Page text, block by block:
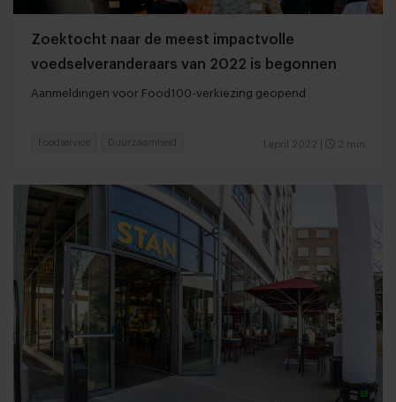
Zoektocht naar de meest impactvolle
voedselveranderaars van 2022 is begonnen
Aanmeldingen voor Food100-verkiezing geopend
1 april 2022 2 min
Foodservice Duurzaamheid